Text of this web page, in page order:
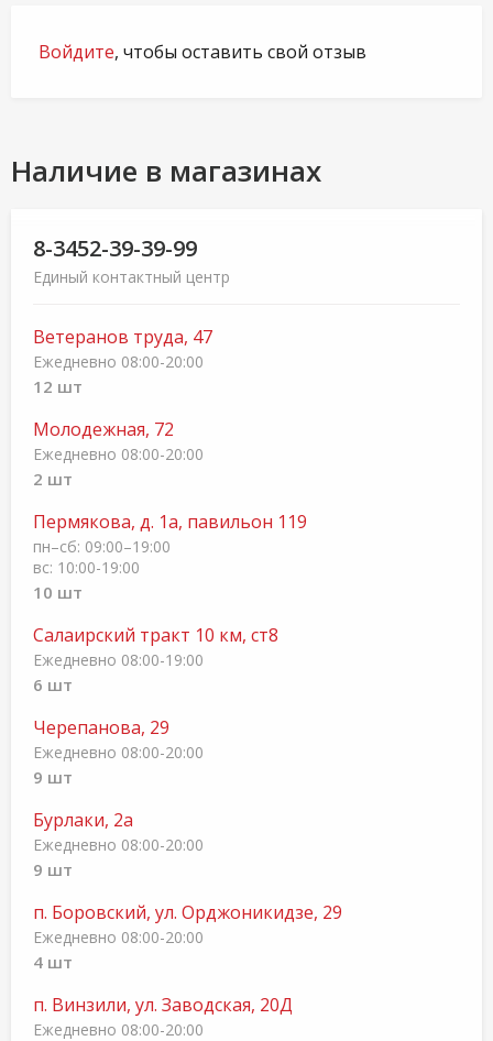
Войдите, чтобы оставить свой отзыв
Наличие в магазинах
8-3452-39-39-99
Единый контактный центр
Ветеранов труда, 47
Ежедневно 08:00-20:00
12 шт
Молодежная, 72
Ежедневно 08:00-20:00
2 шт
Пермякова, д. 1а, павильон 119
пн–сб: 09:00–19:00
вс: 10:00-19:00
10 шт
Салаирский тракт 10 км, ст8
Ежедневно 08:00-19:00
6 шт
Черепанова, 29
Ежедневно 08:00-20:00
9 шт
Бурлаки, 2а
Ежедневно 08:00-20:00
9 шт
п. Боровский, ул. Орджоникидзе, 29
Ежедневно 08:00-20:00
4 шт
п. Винзили, ул. Заводская, 20Д
Ежедневно 08:00-20:00